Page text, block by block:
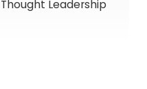
Thought Leadership